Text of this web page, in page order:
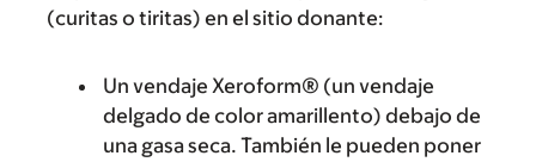
(curitas o tiritas) en el sitio donante:
Un vendaje Xeroform® (un vendaje
delgado de color amarillento) debajo de
una gasa seca. También le pueden poner